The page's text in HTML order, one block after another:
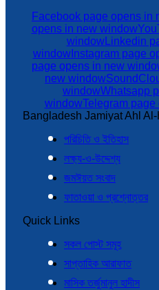
Facebook page opens in
opens in new window
windowLinkedin
windowInstagram page
page opens in new
new window
windowWhatsapp
windowTelegram
Bangladesh Jamiyat Ahl
পরিচিতি ও ইতিহাস
লক্ষ্য-ও-উদ্দেশ্য
জমঈয়ত সংবাদ
ফাতাওয়া ও প্রশ্নোত্তর
Quick Links
সকল পোস্ট সমূহ
সাপ্তাহিক আরাফাত
মাসিক তর্জুমানুল হাদীস